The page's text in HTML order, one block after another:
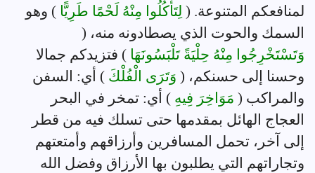
لمنافعكم المتنوعة. ( لِتَأْكُلُوا مِنْهُ لَحْمًا طَرِيًّا ) وهو
السمك والحوت الذي يصطادونه منه، (
وَتَسْتَخْرِجُوا مِنْهُ حِلْيَةً تَلْبَسُونَهَا ) فتزيدكم جمالا
وحسنا إلى حسنكم، ( وَتَرَى الْفُلْكَ ) أي: السفن
والمراكب ( مَوَاخِرَ فِيهِ ) أي: تمخر في البحر
العجاج الهائل بمقدمها حتى تسلك فيه من قطر
إلى آخر، تحمل المسافرين وأرزاقهم وأمتعتهم
وتجاراتهم التي يطلبون بها الأرزاق وفضل الله